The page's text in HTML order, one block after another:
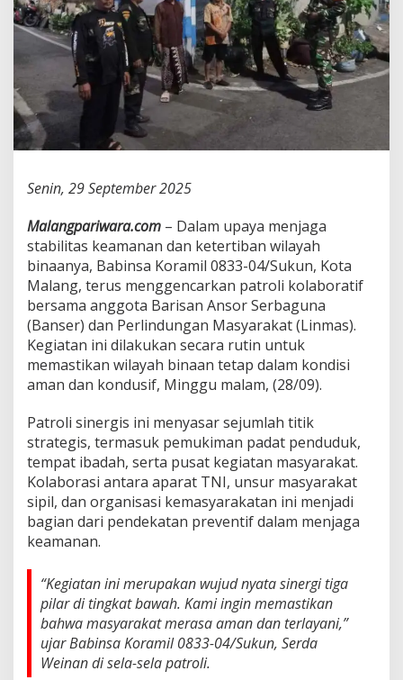
4
/
u
k
u
n
G
e
a
k
n
P
a
t
r
o
l
i
K
l
a
b
o
r
a
i
e
r
s
a
m
a
Senin, 29 September 2025
Malangpariwara.com – Dalam upaya menjaga
stabilitas keamanan dan ketertiban wilayah
binaanya, Babinsa Koramil 0833-04/Sukun, Kota
Malang, terus menggencarkan patroli kolaboratif
bersama anggota Barisan Ansor Serbaguna
(Banser) dan Perlindungan Masyarakat (Linmas).
Kegiatan ini dilakukan secara rutin untuk
memastikan wilayah binaan tetap dalam kondisi
aman dan kondusif, Minggu malam, (28/09).
Patroli sinergis ini menyasar sejumlah titik
strategis, termasuk pemukiman padat penduduk,
tempat ibadah, serta pusat kegiatan masyarakat.
Kolaborasi antara aparat TNI, unsur masyarakat
sipil, dan organisasi kemasyarakatan ini menjadi
bagian dari pendekatan preventif dalam menjaga
keamanan.
“Kegiatan ini merupakan wujud nyata sinergi tiga
pilar di tingkat bawah. Kami ingin memastikan
bahwa masyarakat merasa aman dan terlayani,”
ujar Babinsa Koramil 0833-04/Sukun, Serda
Weinan di sela-sela patroli.